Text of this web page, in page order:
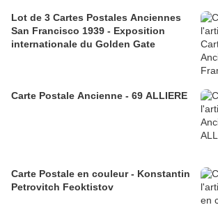
Lot de 3 Cartes Postales Anciennes
San Francisco 1939 - Exposition
internationale du Golden Gate
Carte Postale Ancienne - 69 ALLIERE
Carte Postale en couleur - Konstantin
Petrovitch Feoktistov